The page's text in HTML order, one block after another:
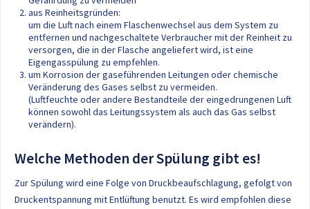
aus Reinheitsgründen:
um die Luft nach einem Flaschenwechsel aus dem System zu
entfernen und nachgeschaltete Verbraucher mit der Reinheit zu
versorgen, die in der Flasche angeliefert wird, ist eine
Eigengasspülung zu empfehlen.
um Korrosion der gaseführenden Leitungen oder chemische
Veränderung des Gases selbst zu vermeiden.
(Luftfeuchte oder andere Bestandteile der eingedrungenen Luft
können sowohl das Leitungssystem als auch das Gas selbst
verändern).
Welche Methoden der Spülung gibt es!
Zur Spülung wird eine Folge von Druckbeaufschlagung, gefolgt von
Druckentspannung mit Entlüftung benutzt. Es wird empfohlen diese